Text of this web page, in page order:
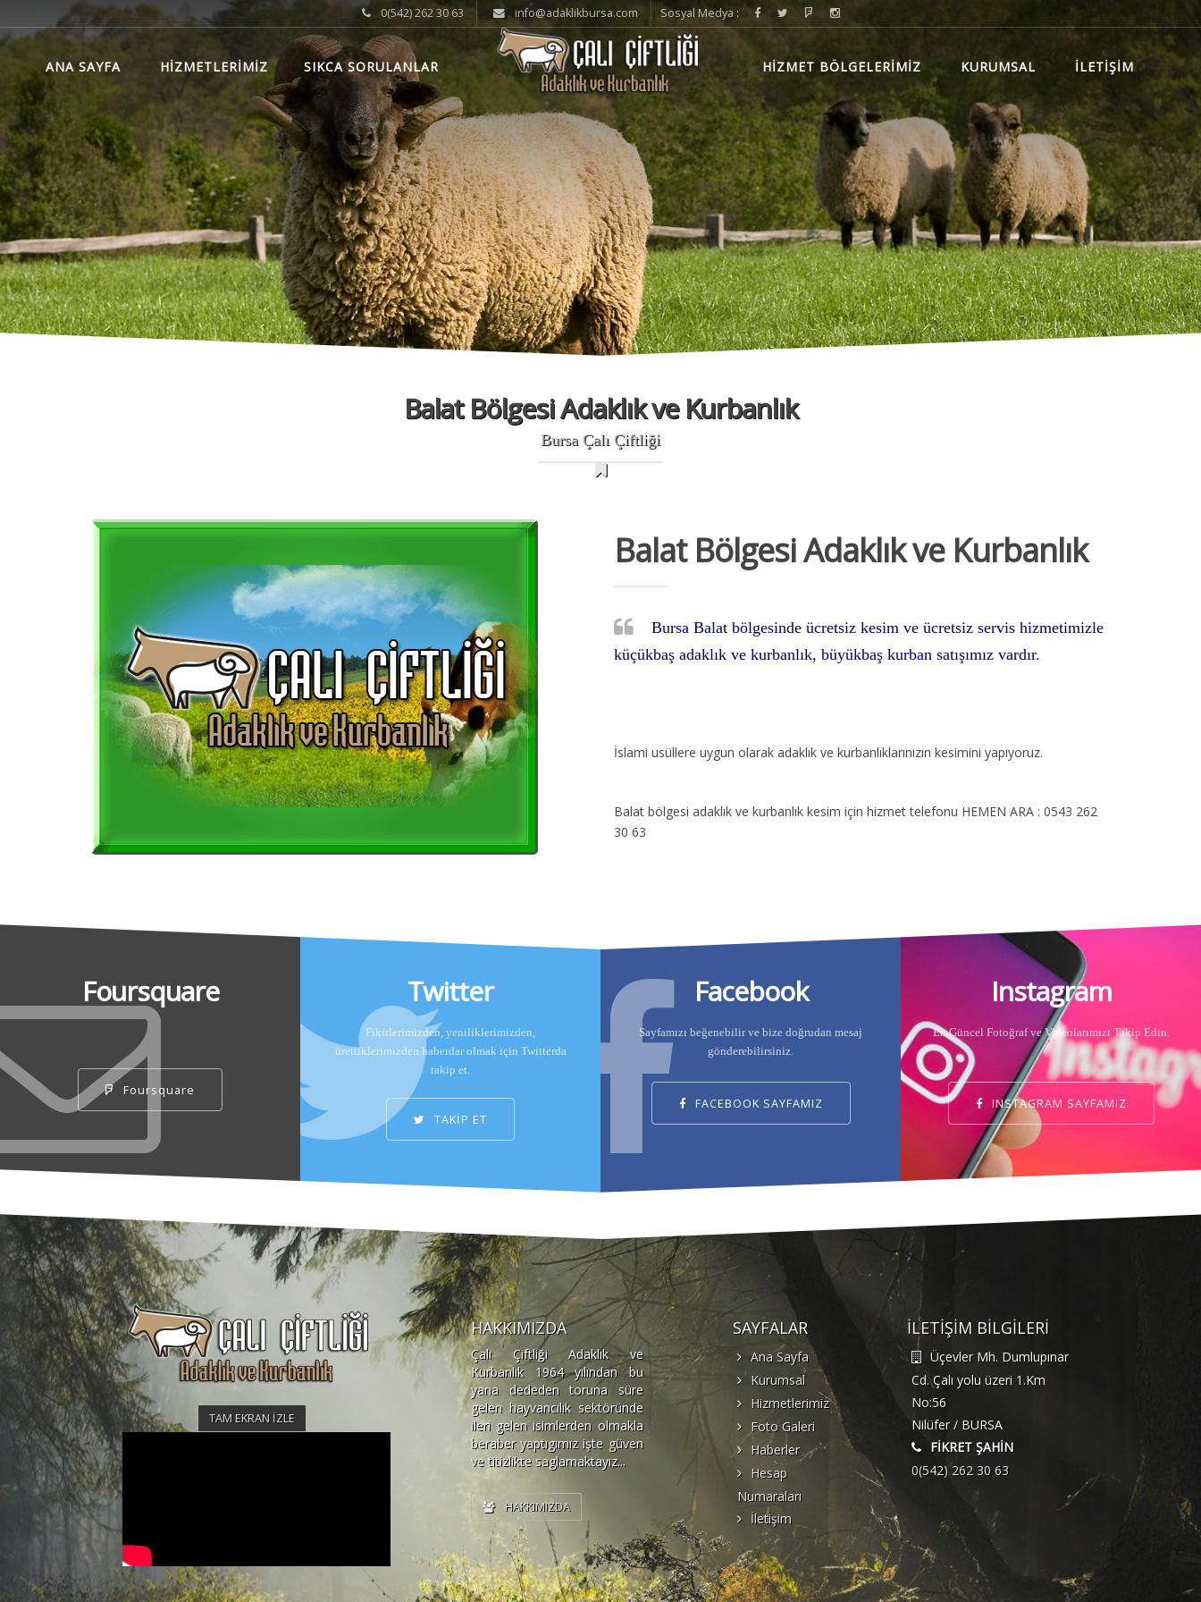
0(542) 262 30 63 info@adaklikbursa.com Sosyal Medya :
ANA SAYFA HİZMETLERİMİZ SIKCA SORULANLAR HİZMET BÖLGELERİMİZ KURUMSAL İLETİŞİM
Balat Bölgesi Adaklık ve Kurbanlık
Bursa Çalı Çiftliği
Balat Bölgesi Adaklık ve Kurbanlık
Bursa Balat bölgesinde ücretsiz kesim ve ücretsiz servis hizmetimizle
küçükbaş adaklık ve kurbanlık, büyükbaş kurban satışımız vardır.
İslami usüllere uygun olarak adaklık ve kurbanlıklarınızın kesimini yapıyoruz.
Balat bölgesi adaklık ve kurbanlık kesim için hizmet telefonu HEMEN ARA : 0543 262
30 63
Foursquare
Foursquare
Twitter
Fikirlerimizden, yeniliklerimizden,
ürettiklerimizden haberdar olmak için Twitterda
takip et.
TAKİP ET
Facebook
Sayfamızı beğenebilir ve bize doğrudan mesaj
gönderebilirsiniz.
FACEBOOK SAYFAMIZ
Instagram
En Güncel Fotoğraf ve Videolarımızı Takip Edin.
INSTAGRAM SAYFAMIZ
TAM EKRAN İZLE
HAKKIMIZDA
Çalı Çiftliği Adaklık ve
Kurbanlık 1964 yılından bu
yana dededen toruna süre
gelen hayvancılık sektöründe
ileri gelen isimlerden olmakla
beraber yaptıgımız işte güven
ve titizlikte saglamaktayız...
HAKKIMIZDA
SAYFALAR
Ana Sayfa
Kurumsal
Hizmetlerimiz
Foto Galeri
Haberler
Hesap
Numaraları
İletişim
İLETİŞİM BİLGİLERİ
Üçevler Mh. Dumlupınar
Cd. Çalı yolu üzeri 1.Km
No:56
Nilüfer / BURSA
FİKRET ŞAHİN
0(542) 262 30 63